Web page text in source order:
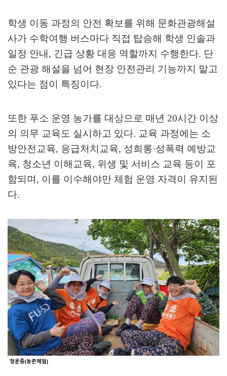
학생 이동 과정의 안전 확보를 위해 문화관광해설
사가 수학여행 버스마다 직접 탑승해 학생 인솔과
일정 안내, 긴급 상황 대응 역할까지 수행한다. 단
순 관광 해설을 넘어 현장 안전관리 기능까지 맡고
있다는 점이 특징이다.
또한 푸소 운영 농가를 대상으로 매년 20시간 이상
의 의무 교육도 실시하고 있다. 교육 과정에는 소
방안전교육, 응급처치교육, 성희롱·성폭력 예방교
육, 청소년 이해교육, 위생 및 서비스 교육 등이 포
함되며, 이를 이수해야만 체험 운영 자격이 유지된
다.